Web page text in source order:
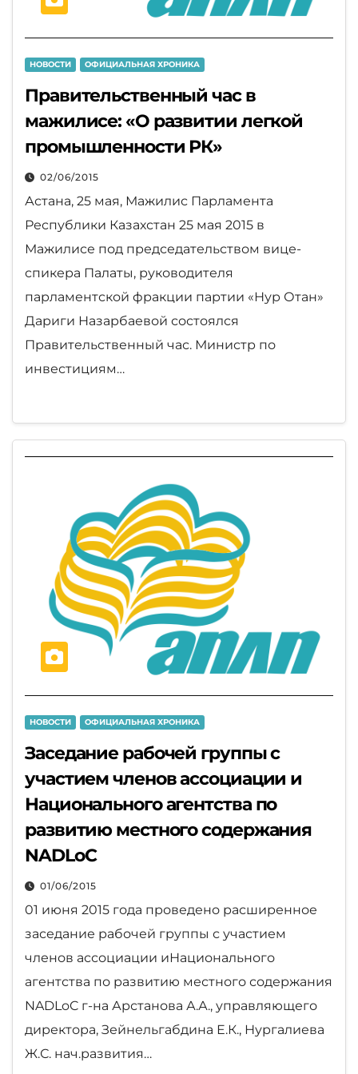
НОВОСТИ ОФИЦИАЛЬНАЯ ХРОНИКА
Правительственный час в
мажилисе: «О развитии легкой
промышленности РК»
02/06/2015
Астана, 25 мая, Мажилис Парламента
Республики Казахстан 25 мая 2015 в
Мажилисе под председательством вице-
спикера Палаты, руководителя
парламентской фракции партии «Нур Отан»
Дариги Назарбаевой состоялся
Правительственный час. Министр по
инвестициям…
НОВОСТИ ОФИЦИАЛЬНАЯ ХРОНИКА
Заседание рабочей группы с
участием членов ассоциации и
Национального агентства по
развитию местного содержания
NADLoC
01/06/2015
01 июня 2015 года проведено расширенное
заседание рабочей группы с участием
членов ассоциации иНационального
агентства по развитию местного содержания
NADLoC г-на Арстанова А.А., управляющего
директора, Зейнельгабдина Е.К., Нургалиева
Ж.С. нач.развития…